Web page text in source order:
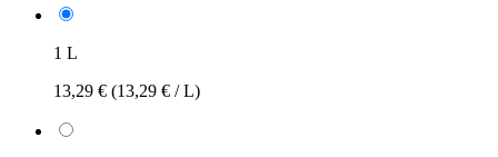
1 L
13,29 € (13,29 € / L)